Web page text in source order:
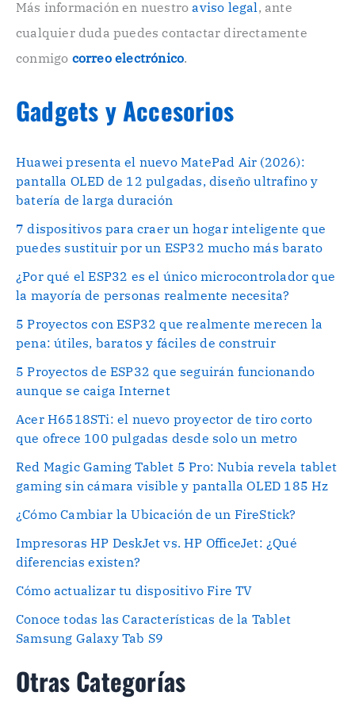
o
.
Más información en nuestroaviso legal , ante
cualquier duda puedes contactar directamente
conmigo correo electrónico.
Gadgets y Accesorios
Huawei presenta el nuevo MatePad Air (2026):
pantalla OLED de 12 pulgadas, diseño ultrafino y
batería de larga duración
7 dispositivos para craer un hogar inteligente que
puedes sustituir por un ESP32 mucho más barato
¿Por qué el ESP32 es el único microcontrolador que
la mayoría de personas realmente necesita?
5 Proyectos con ESP32 que realmente merecen la
pena: útiles, baratos y fáciles de construir
5 Proyectos de ESP32 que seguirán funcionando
aunque se caiga Internet
Acer H6518STi: el nuevo proyector de tiro corto
que ofrece 100 pulgadas desde solo un metro
Red Magic Gaming Tablet 5 Pro: Nubia revela tablet
gaming sin cámara visible y pantalla OLED 185 Hz
¿Cómo Cambiar la Ubicación de un FireStick?
Impresoras HP DeskJet vs. HP OfficeJet: ¿Qué
diferencias existen?
Cómo actualizar tu dispositivo Fire TV
Conoce todas las Características de la Tablet
Samsung Galaxy Tab S9
Otras Categorías